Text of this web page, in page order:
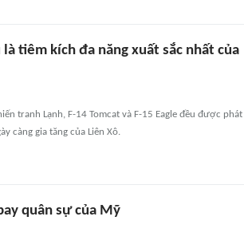
là tiêm kích đa năng xuất sắc nhất của
tranh Lạnh, F-14 Tomcat và F-15 Eagle đều được phát
càng gia tăng của Liên Xô.
quân sự của Mỹ